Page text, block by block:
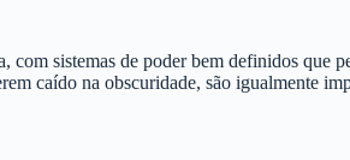
com sistemas de poder bem definidos
caído na obscuridade, são igualmente